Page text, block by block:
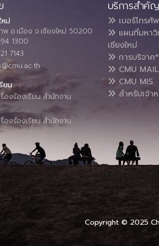
หม่
พ อ.เมือง จ.เชียงใหม่ 50200
1300
7143
ยน
องร้องเรียน สำนักงาน
องร้องเรียน สำนักงาน
บริการสำคัญ
เบอร์โทรศั
แผนที่มหา
เชียงใหม่
การบริจาค*
CMU MAIL
CMU MIS
สำหรับเจ้า
Copyright © 2025